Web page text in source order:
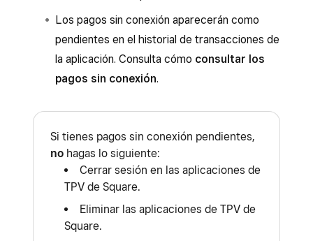
te avisemos cuando haya algún problema.
Descubre cómoconfigurar correos
electrónicos sobre la cuenta y
notificaciones sobre las interrupciones del
Los pagos sin conexión aparecerán como
pendientes en el historial de transacciones de
la aplicación. Consulta cómo consultar los
pagos sin conexión.
Si tienes pagos sin conexión pendientes,
no hagas lo siguiente:
Cerrar sesión en las aplicaciones de
TPV de Square.
Eliminar las aplicaciones de TPV de
Square.